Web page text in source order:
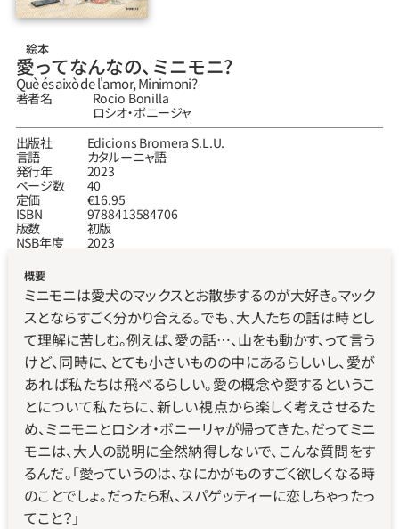
絵本
愛ってなんなの、ミニモニ？
Què és això de l'amor, Minimoni?
著者名
Rocio Bonilla
ロシオ‧ボニージャ
出版社
Edicions Bromera S.L.U.
言語
カタルーニャ語
発行年
2023
ページ数
40
定価
€16.95
ISBN
9788413584706
版数
初版
NSB年度
2023
概要
ミニモニは愛犬のマックスとお散歩するのが大好き。マック
スとならすごく分かり合える。でも、大人たちの話は時とし
て理解に苦しむ。例えば、愛の話…、山をも動かす、って言う
けど、同時に、とても小さいものの中にあるらしいし、愛が
あれば私たちは飛べるらしい。愛の概念や愛するというこ
とについて私たちに、新しい視点から楽しく考えさせるた
め、ミニモニとロシオ・ボニーリャが帰ってきた。だってミニ
モニは、大人の説明に全然納得しないで、こんな質問をす
るんだ。「愛っていうのは、なにかがものすごく欲しくなる時
のことでしょ。だったら私、スパゲッティーに恋しちゃったっ
てこと？」